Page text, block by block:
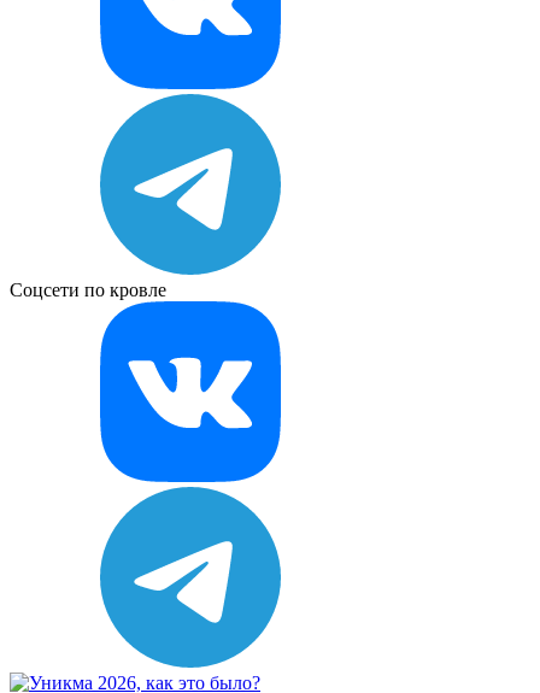
Соцсети по кровле